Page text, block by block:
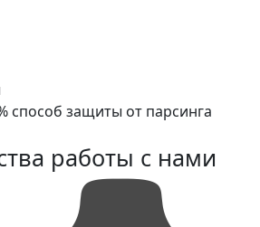
способ защиты от парсинга
работы с нами